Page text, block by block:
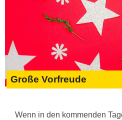
Große Vorfreude
Wenn in den kommenden